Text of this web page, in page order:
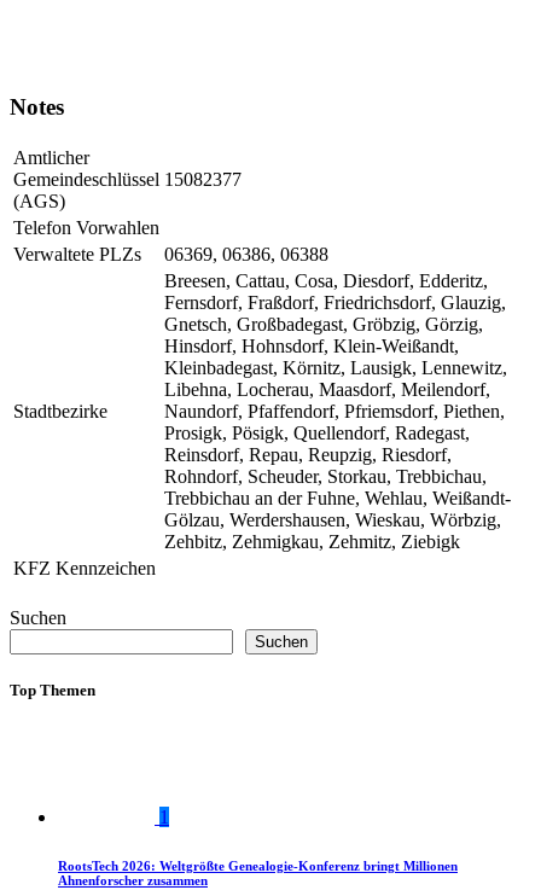
Notes
Amtlicher
Gemeindeschlüssel
(AGS)
15082377
Telefon Vorwahlen
Verwaltete PLZs
06369, 06386, 06388
Stadtbezirke
Breesen, Cattau, Cosa, Diesdorf, Edderitz,
Fernsdorf, Fraßdorf, Friedrichsdorf, Glauzig,
Gnetsch, Großbadegast, Gröbzig, Görzig,
Hinsdorf, Hohnsdorf, Klein-Weißandt,
Kleinbadegast, Körnitz, Lausigk, Lennewitz,
Libehna, Locherau, Maasdorf, Meilendorf,
Naundorf, Pfaffendorf, Pfriemsdorf, Piethen,
Prosigk, Pösigk, Quellendorf, Radegast,
Reinsdorf, Repau, Reupzig, Riesdorf,
Rohndorf, Scheuder, Storkau, Trebbichau,
Trebbichau an der Fuhne, Wehlau, Weißandt-
Gölzau, Werdershausen, Wieskau, Wörbzig,
Zehbitz, Zehmigkau, Zehmitz, Ziebigk
KFZ Kennzeichen
Suchen
Suchen
Top Themen
1
RootsTech 2026: Weltgrößte Genealogie-Konferenz bringt Millionen
Ahnenforscher zusammen